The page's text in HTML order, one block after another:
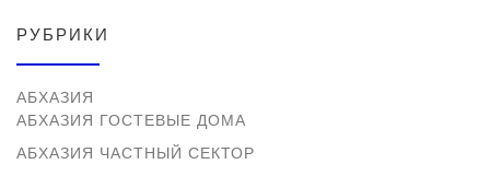
РУБРИКИ
АБХАЗИЯ
АБХАЗИЯ ГОСТЕВЫЕ ДОМА
АБХАЗИЯ ЧАСТНЫЙ СЕКТОР